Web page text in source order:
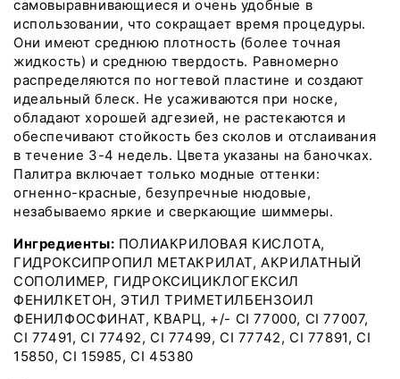
самовыравнивающиеся и очень удобные в
использовании, что сокращает время процедуры.
Они имеют среднюю плотность (более точная
жидкость) и среднюю твердость. Равномерно
распределяются по ногтевой пластине и создают
идеальный блеск. Не усаживаются при носке,
обладают хорошей адгезией, не растекаются и
обеспечивают стойкость без сколов и отслаивания
в течение 3-4 недель. Цвета указаны на баночках.
Палитра включает только модные оттенки:
огненно-красные, безупречные нюдовые,
незабываемо яркие и сверкающие шиммеры.
Ингредиенты: ПОЛИАКРИЛОВАЯ КИСЛОТА,
ГИДРОКСИПРОПИЛ МЕТАКРИЛАТ, АКРИЛАТНЫЙ
СОПОЛИМЕР, ГИДРОКСИЦИКЛОГЕКСИЛ
ФЕНИЛКЕТОН, ЭТИЛ ТРИМЕТИЛБЕНЗОИЛ
ФЕНИЛФОСФИНАТ, КВАРЦ, +/- CI 77000, CI 77007,
CI 77491, CI 77492, CI 77499, CI 77742, CI 77891, CI
15850, CI 15985, CI 45380